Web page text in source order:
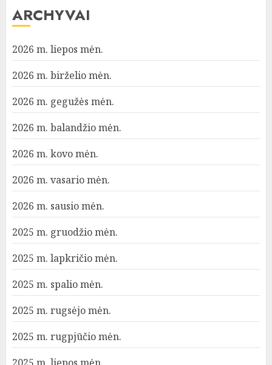
ARCHYVAI
2026 m. liepos mėn.
2026 m. birželio mėn.
2026 m. gegužės mėn.
2026 m. balandžio mėn.
2026 m. kovo mėn.
2026 m. vasario mėn.
2026 m. sausio mėn.
2025 m. gruodžio mėn.
2025 m. lapkričio mėn.
2025 m. spalio mėn.
2025 m. rugsėjo mėn.
2025 m. rugpjūčio mėn.